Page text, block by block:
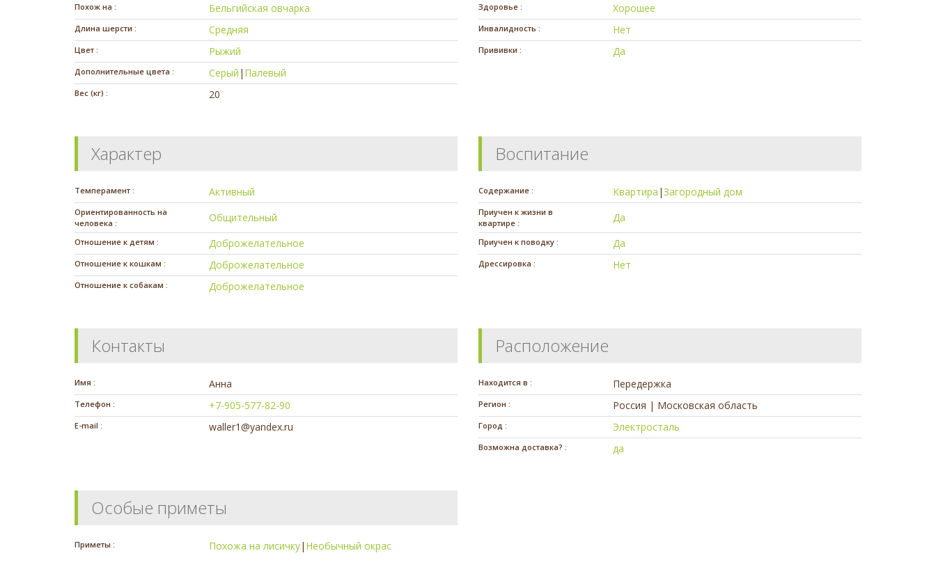
Похож на : Бельгийская овчарка
Длина шерсти : Средняя
Цвет : Рыжий
Дополнительные цвета : Серый | Палевый
Вес (кг) : 20
Здоровье : Хорошее
Инвалидность : Нет
Прививки : Да
Характер
Темперамент : Активный
Ориентированность на
человека :
Общительный
Отношение к детям : Доброжелательное
Отношение к кошкам : Доброжелательное
Отношение к собакам : Доброжелательное
Воспитание
Содержание : Квартира |Загородный дом
Приучен к жизни в
квартире :
Да
Приучен к поводку : Да
Дрессировка : Нет
Контакты
Имя : Анна
Телефон : +7-905-577-82-90
E-mail : waller1@yandex.ru
Расположение
Находится в : Передержка
Регион : Россия | Московская область
Город : Электросталь
Возможна доставка? : да
Особые приметы
Приметы : Похожа на лисичку| Необычный окрас